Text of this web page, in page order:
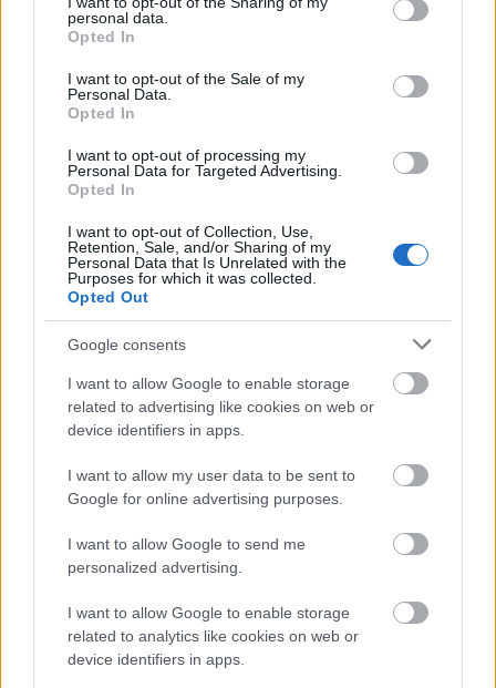
grant or deny consent to Google and its third-party tags to
use your data for below specified purposes in below Google
consent section.
personal data.
Opted In
I want to opt-out of the Sale of my
Personal Data.
Opted In
I want to opt-out of processing my
Personal Data for Targeted Advertising.
Opted In
I want to opt-out of Collection, Use,
Retention, Sale, and/or Sharing of my
Personal Data that Is Unrelated with the
Purposes for which it was collected.
Opted Out
Google consents
I want to allow Google to enable storage
related to advertising like cookies on web or
device identifiers in apps.
I want to allow my user data to be sent to
Google for online advertising purposes.
I want to allow Google to send me
personalized advertising.
I want to allow Google to enable storage
related to analytics like cookies on web or
device identifiers in apps.
YOU NEED send voucher code by 100 $/eur one of this
(Moneypack/Ukash/PaySafeCard) to [email address]"
nem egy klasszikus titkosító ransomware, nem
egy kártevő, hanem ahogy fentiekből
olvashattunk, gyenge jelszó adatokkal való
visszaélésről van szó. Akiknek volt szinkronizált
mentésük az iTunes-ban vagy iCloud-ban, onnan
helyre tudják állítani az előző állapotot
viszont nincs ilyen, adatvesztés nélkül nem igen
ússzák meg a visszaállítást. Emiatt a jövőre nézve
érdemes bekapcsolni a két faktoros autentikációt,
javasolt rendszeresen menteni az iCloud, az iTunes,
illetve a Time Machine segítségével, vagy akár
párhuzamosan ezek mindegyikével.
Valamint -
tadaaaam -
használjunk erős és egyedi jelszót
Apple ID-hez.